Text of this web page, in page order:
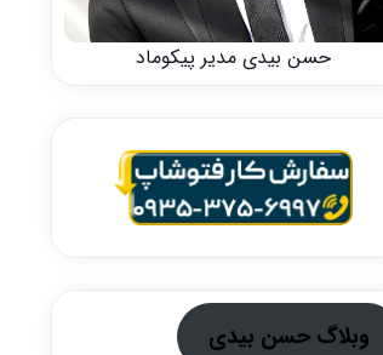
حسن بیدی مدیر پیکوماد
وبلاگ حسن بیدی